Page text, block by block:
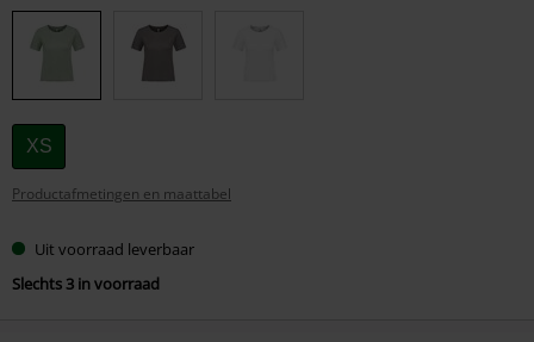
je
maat
XS
Productafmetingen en maattabel
Uit voorraad leverbaar
Slechts 3 in voorraad